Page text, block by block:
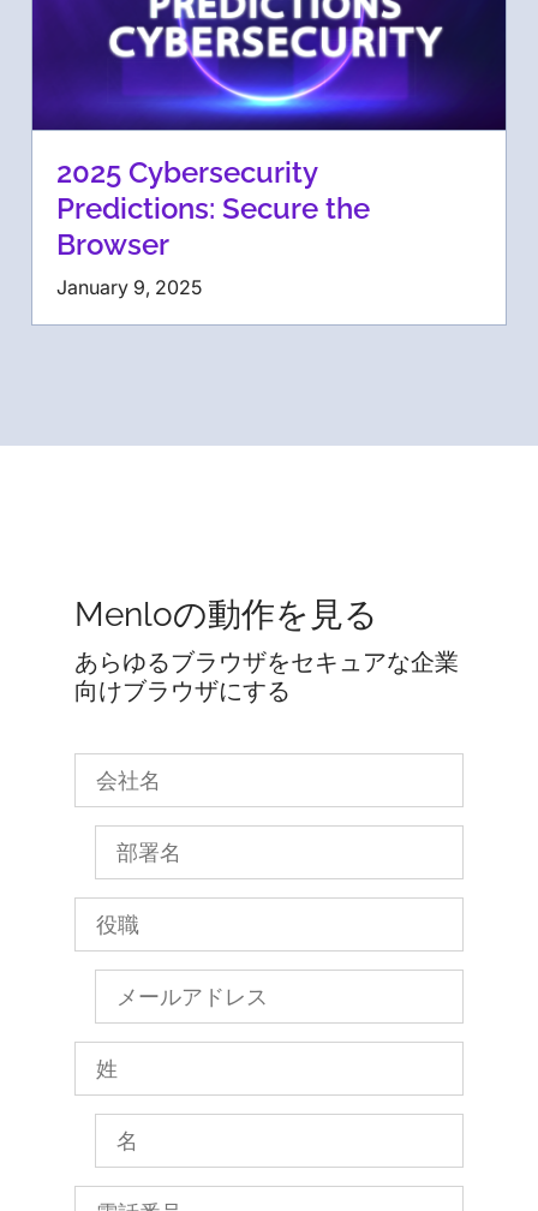
2025 Cybersecurity
Predictions: Secure the
Browser
January 9, 2025
Menloの動作を見る
あらゆるブラウザをセキュアな企業
向けブラウザにする